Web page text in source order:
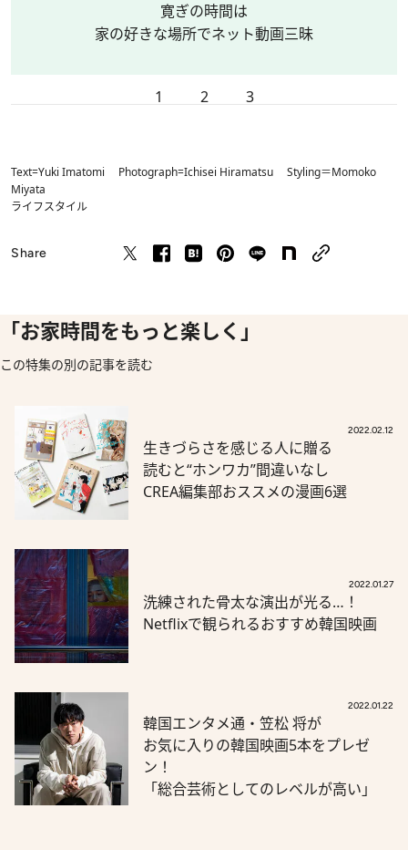
寛ぎの時間は
家の好きな場所でネット動画三昧
1 2 3
Text=Yuki Imatomi Photograph=Ichisei Hiramatsu Styling＝Momoko
Miyata
ライフスタイル
Share
「お家時間をもっと楽しく」
この特集の別の記事を読む
2022.02.12
生きづらさを感じる人に贈る
読むと“ホンワカ”間違いなし
CREA編集部おススメの漫画6選
2022.01.27
洗練された骨太な演出が光る…！
Netflixで観られるおすすめ韓国映画
2022.01.22
韓国エンタメ通・笠松 将が
お気に入りの韓国映画5本をプレゼ
ン！
「総合芸術としてのレベルが高い」